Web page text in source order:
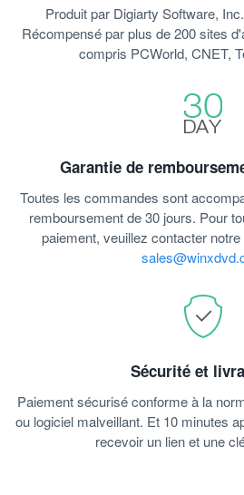
Produit par Digiarty Software,
Récompensé par plus de 200 sites
compris PCWorld, CNET,
Garantie de
Toutes les commandes sont
remboursement de 30 jours. Pour
paiement, veuillez contacter
Sécurité et
Paiement sécurisé conforme à la
ou logiciel malveillant. Et 10 minutes
recevoir un lien et une